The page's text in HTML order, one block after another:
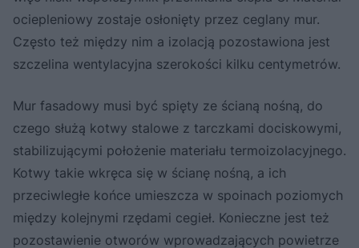
ociepleniowy zostaje osłonięty przez ceglany mur.
Często też między nim a izolacją pozostawiona jest
szczelina wentylacyjna szerokości kilku centymetrów.
Mur fasadowy musi być spięty ze ścianą nośną, do
czego służą kotwy stalowe z tarczkami dociskowymi,
stabilizującymi położenie materiału termoizolacyjnego.
Kotwy takie wkręca się w ścianę nośną, a ich
przeciwległe końce umieszcza w spoinach poziomych
między kolejnymi rzędami cegieł. Konieczne jest też
pozostawienie otworów wprowadzających powietrze